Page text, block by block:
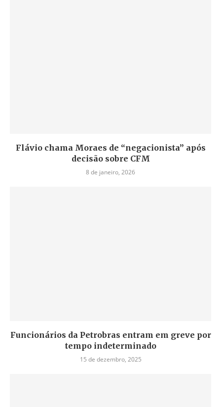
Flávio chama Moraes de “negacionista” após
decisão sobre CFM
8 de janeiro, 2026
Funcionários da Petrobras entram em greve por
tempo indeterminado
15 de dezembro, 2025